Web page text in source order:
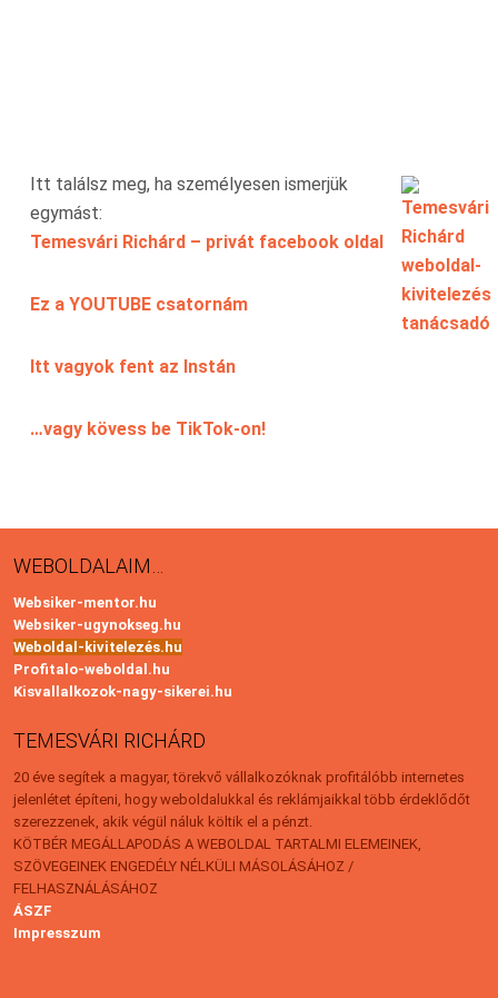
Itt találsz meg, ha személyesen ismerjük
egymást:
Temesvári Richárd – privát facebook oldal
Ez a YOUTUBE csatornám
Itt vagyok fent az Instán
…vagy kövess be TikTok-on!
WEBOLDALAIM…
Websiker-mentor.hu
Websiker-ugynokseg.hu
Weboldal-kivitelezés.hu
Profitalo-weboldal.hu
Kisvallalkozok-nagy-sikerei.hu
TEMESVÁRI RICHÁRD
20 éve segítek a magyar, törekvő vállalkozóknak profitálóbb internetes
jelenlétet építeni, hogy weboldalukkal és reklámjaikkal több érdeklődőt
szerezzenek, akik végül náluk költik el a pénzt.
KÖTBÉR MEGÁLLAPODÁS A WEBOLDAL TARTALMI ELEMEINEK,
SZÖVEGEINEK ENGEDÉLY NÉLKÜLI MÁSOLÁSÁHOZ /
FELHASZNÁLÁSÁHOZ
ÁSZF
Impresszum